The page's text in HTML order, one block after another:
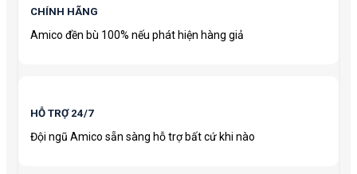
CHÍNH HÃNG
Amico đền bù 100% nếu phát hiện hàng giả
HỖ TRỢ 24/7
Đội ngũ Amico sẵn sàng hỗ trợ bất cứ khi nào